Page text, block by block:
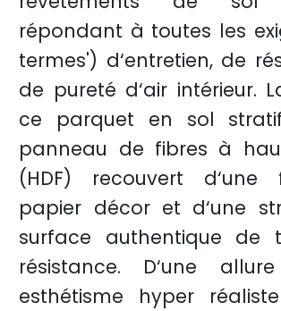
répondant à toutes les
termes') d‘entretien, de
de pureté d‘air intérieur.
ce parquet en sol
panneau de fibres à
(HDF) recouvert d‘une
papier décor et d‘une
surface authentique de
résistance. D‘une
esthétisme hyper